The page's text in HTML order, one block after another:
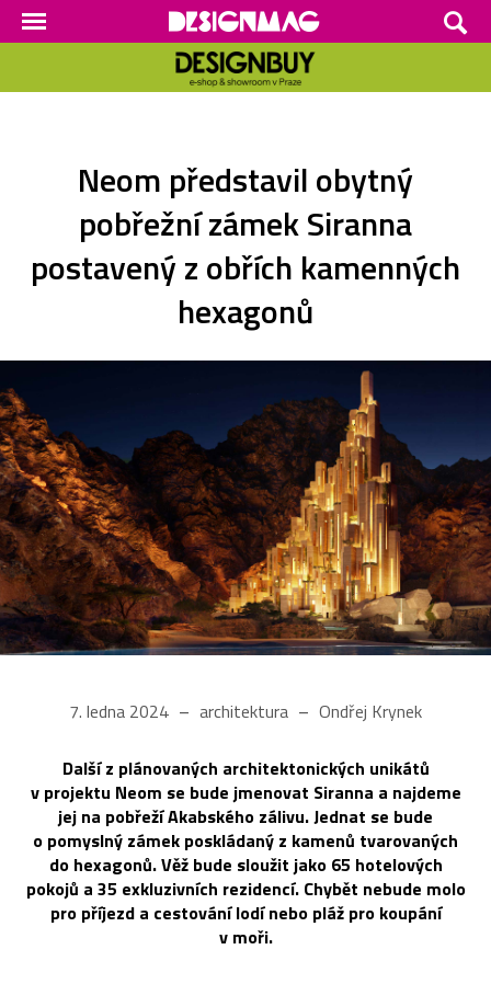
Neom představil obytný
pobřežní zámek Siranna
postavený z obřích kamenných
hexagonů
7. ledna 2024 architektura Ondřej Krynek
Další z plánovaných architektonických unikátů
v projektu Neom se bude jmenovat Siranna a najdeme
jej na pobřeží Akabského zálivu. Jednat se bude
o pomyslný zámek poskládaný z kamenů tvarovaných
do hexagonů. Věž bude sloužit jako 65 hotelových
pokojů a 35 exkluzivních rezidencí. Chybět nebude molo
pro příjezd a cestování lodí nebo pláž pro koupání
v moři.